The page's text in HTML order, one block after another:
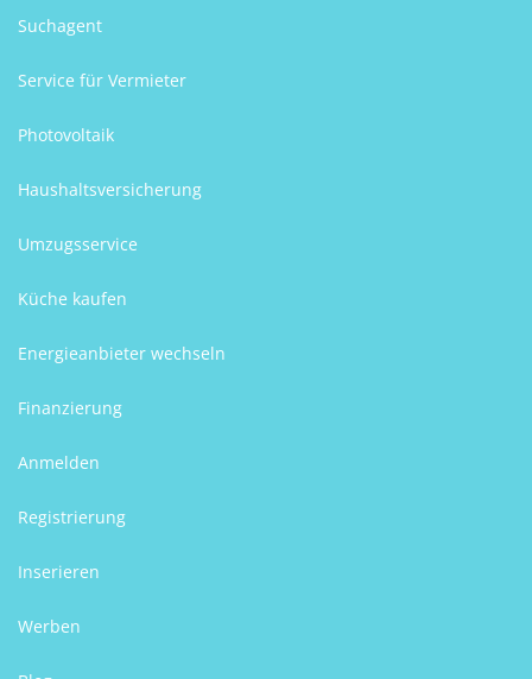
Suchagent
Service für Vermieter
Photovoltaik
Haushaltsversicherung
Umzugsservice
Küche kaufen
Energieanbieter wechseln
Finanzierung
Anmelden
Registrierung
Inserieren
Werben